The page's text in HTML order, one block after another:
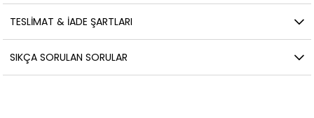
TESLIMAT & İADE ŞARTLARI
SIKÇA SORULAN SORULAR